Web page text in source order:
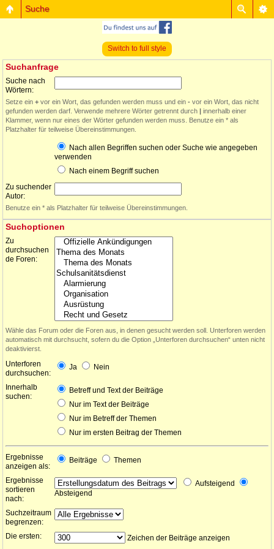
Suche
Switch to full style
Suchanfrage
Suche nach
Wörtern:
Setze ein + vor ein Wort, das gefunden werden muss und ein - vor ein Wort, das nicht
gefunden werden darf. Verwende mehrere Wörter getrennt durch | innerhalb einer
Klammer, wenn nur eines der Wörter gefunden werden muss. Benutze ein * als
Platzhalter für teilweise Übereinstimmungen.
Nach allen Begriffen suchen oder Suche wie angegeben
verwenden
Nach einem Begriff suchen
Zu suchender
Autor:
Benutze ein * als Platzhalter für teilweise Übereinstimmungen.
Suchoptionen
Zu
durchsuchen
de Foren:
Wähle das Forum oder die Foren aus, in denen gesucht werden soll. Unterforen werden
automatisch mit durchsucht, sofern du die Option „Unterforen durchsuchen“ unten nicht
deaktivierst.
Unterforen
durchsuchen:
Ja Nein
Innerhalb
suchen:
Betreff und Text der Beiträge
Nur im Text der Beiträge
Nur im Betreff der Themen
Nur im ersten Beitrag der Themen
Ergebnisse
anzeigen als:
Beiträge Themen
Ergebnisse
sortieren
nach:
Aufsteigend
Absteigend
Suchzeitraum
begrenzen:
Die ersten:
Zeichen der Beiträge anzeigen